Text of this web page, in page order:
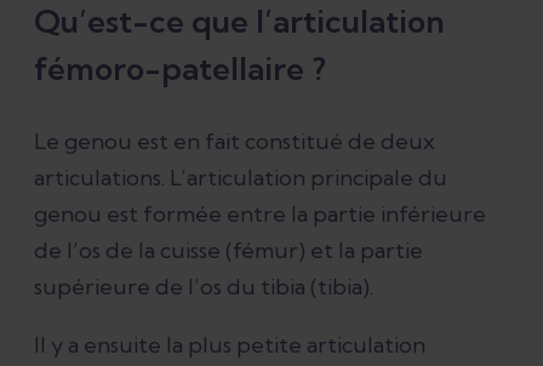
Traitement du syndrome rotulien : une
approche adaptée à chaque cas
Conclusion
Références
Qu’est-ce que l’articulation
fémoro-patellaire ?
Le genou est en fait constitué de deux
articulations. L’articulation principale du
genou est formée entre la partie inférieure
de l’os de la cuisse (fémur) et la partie
supérieure de l’os du tibia (tibia).
Il y a ensuite la plus petite articulation